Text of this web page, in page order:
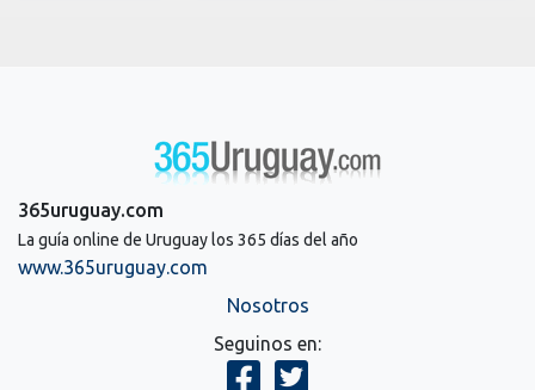
365uruguay.com
La guía online de Uruguay los 365 días del año
www.365uruguay.com
Nosotros
Seguinos en: